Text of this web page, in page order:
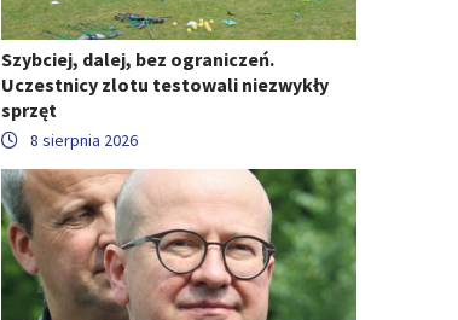
Szybciej, dalej, bez ograniczeń.
Uczestnicy zlotu testowali niezwykły
sprzęt
8 sierpnia 2026